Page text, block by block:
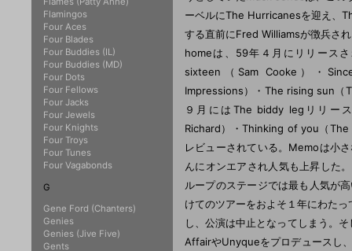
ーベルにThe Hurricanesを迎え、
する直前にFred Williamsが徴兵さ
homeは、59年４月にリリース
sixteen（Sam Cooke）・
Impressions）・The rising sun（
９月にはThe biddy legリリー
Richard）・Thinking of you（
レビューされている。Memoは小
んにオンエアされ人気も上昇した
ループのステージでは最も人気が
けてのツアーをおよそ１年にわた
し、公演は中止となってしまう。
AffairやUnyqueをプロデュースし
Flamingos
Four Aces
Four Blades
Four Buddies (IL)
Four Buddies (MD)
Four Dots
Four Fellows
Four Jacks
Four Jewels
Four Knights
Four Troys
Four Tunes
Four Vagabonds
G
Gene Ford (Chanters)
Genies
Genies (Jive Five)
Gents